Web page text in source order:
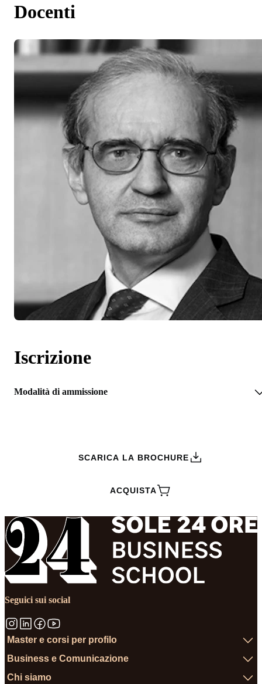
Docenti
Iscrizione
Modalità di ammissione
SCARICA LA BROCHURE
ACQUISTA
Seguici sui social
Master e corsi per profilo
Business e Comunicazione
Chi siamo